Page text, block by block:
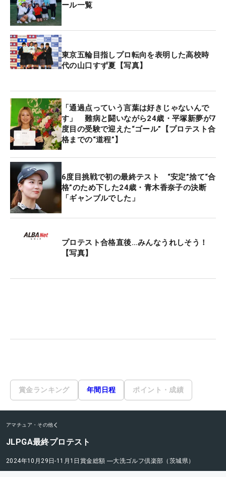
ール一覧
東京五輪目指しプロ転向を表明した高校時
代の山口すず夏【写真】
「通過点っていう言葉は好きじゃないんで
す」 難病と闘いながら24歳・平塚新夢が7
度目の受験で迎えた“ゴール”【プロテスト合
格までの“道程”】
6度目挑戦で初の最終テスト “安定”捨て“合
格”のため下した24歳・青木香奈子の決断
「ギャンブルでした」
プロテスト合格直後…みんなうれしそう！
【写真】
賞金ランキング 年間日程 ポイント・成績
アマチュア・その他
JLPGA最終プロテスト
2024年10月29日-11月1日 賞金総額 ―大洗ゴルフ倶楽部（茨城県）